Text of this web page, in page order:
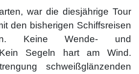
war die diesjährige Tour
den bisherigen Schiffsreisen
Keine Wende- und
Segeln hart am Wind.
schweißglänzenden